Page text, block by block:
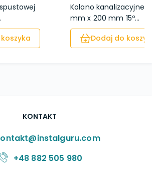
Kolano kanalizacyjne
mm x 200 mm 15º...
Dodaj do
KONTAKT
+48 882 505 980